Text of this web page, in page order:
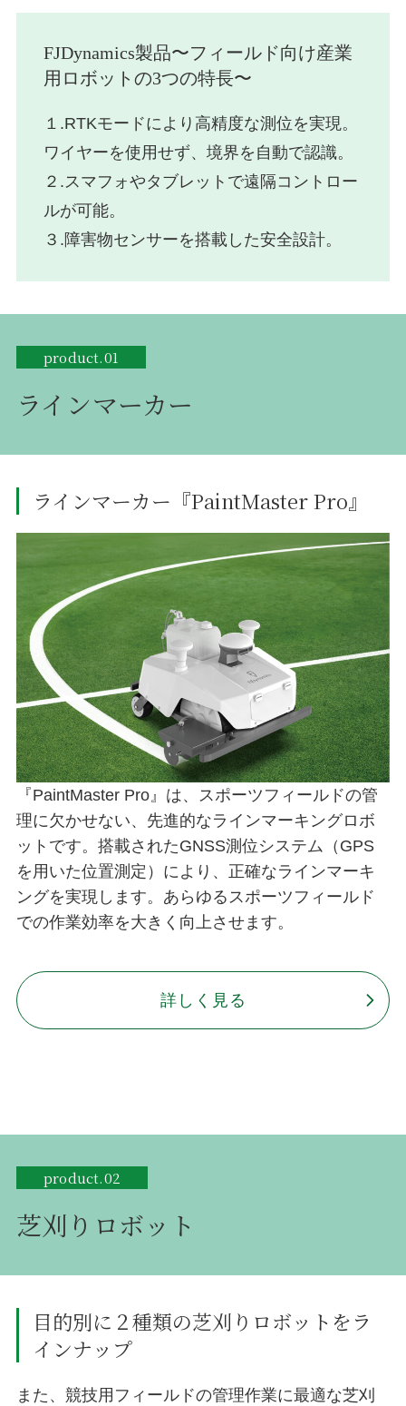
FJDynamics製品〜フィールド向け産業
用ロボットの3つの特長〜
１.RTKモードにより高精度な測位を実現。
ワイヤーを使用せず、境界を自動で認識。
２.スマフォやタブレットで遠隔コントロー
ルが可能。
３.障害物センサーを搭載した安全設計。
product.01
ラインマーカー
ラインマーカー『PaintMaster Pro』
『PaintMaster Pro』は、スポーツフィールドの管
理に欠かせない、先進的なラインマーキングロボ
ットです。搭載されたGNSS測位システム（GPS
を用いた位置測定）により、正確なラインマーキ
ングを実現します。あらゆるスポーツフィールド
での作業効率を大きく向上させます。
詳しく見る
product.02
芝刈りロボット
目的別に２種類の芝刈りロボットをラ
インナップ
また、競技用フィールドの管理作業に最適な芝刈